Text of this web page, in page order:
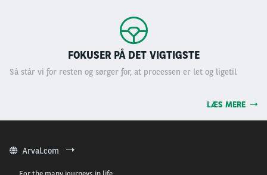
FOKUSER PÅ DET VIGTIGSTE
Så står vi for resten og sørger for, at processen er let og ligetil
LÆS MERE
Arval.com